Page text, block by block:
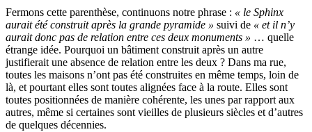
Fermons cette parenthèse, continuons notre phrase : « le Sphinx
aurait été construit après la grande pyramide » suivi de « et il n’y
aurait donc pas de relation entre ces deux monuments » … quelle
étrange idée. Pourquoi un bâtiment construit après un autre
justifierait une absence de relation entre les deux ? Dans ma rue,
toutes les maisons n’ont pas été construites en même temps, loin de
là, et pourtant elles sont toutes alignées face à la route. Elles sont
toutes positionnées de manière cohérente, les unes par rapport aux
autres, même si certaines sont vieilles de plusieurs siècles et d’autres
de quelques décennies.